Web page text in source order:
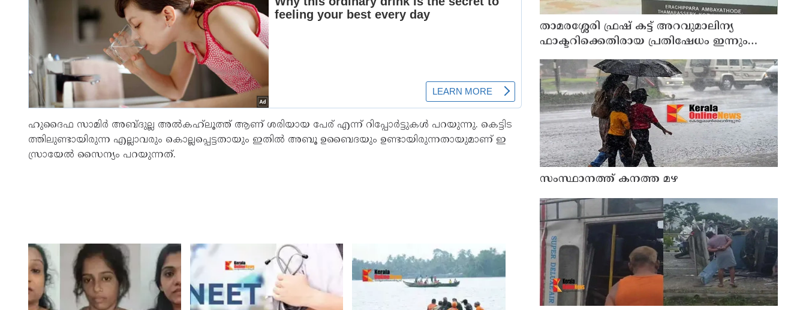
ഹു​ദൈ​ഫ സാ​മി​ർ അ​ബ്ദു​ല്ല അ​ൽ​ക​ഹ്‍ലൂ​ത്ത് ആ​ണ് ശ​രി​യാ​യ പേ​​ര് എ​ന്ന് റി​പ്പോ​ർ​ട്ടു​ക​ൾ പ​റ​യു​ന്നു. കെ​ട്ടി​ട​
ത്തി​ലു​ണ്ടാ​യി​രു​ന്ന എ​ല്ലാ​വ​രും കൊ​ല്ല​പ്പെ​ട്ട​താ​യും ഇ​തി​ൽ അ​ബൂ ഉ​ബൈ​ദ​യും ഉ​ണ്ടാ​യി​രു​ന്ന​താ​യു​മാ​ണ് ഇ​
സ്രാ​യേ​ൽ സൈ​ന്യം പ​റ​യു​ന്ന​ത്.
താമരശ്ശേരി ഫ്രഷ് കട്ട് അറവുമാലിന്യ
ഫാക്ടറിക്കെതിരായ പ്രതിഷേധം ഇന്നും
തുടരും
സംസ്ഥാനത്ത് കനത്ത മഴ